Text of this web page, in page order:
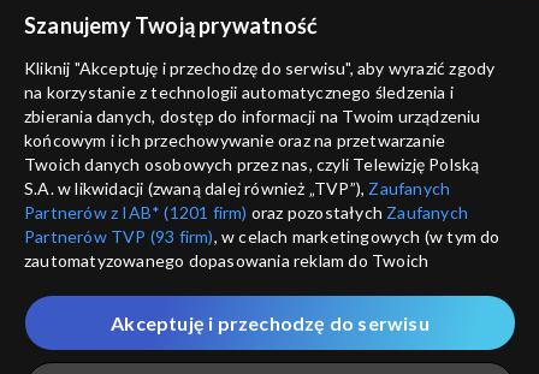
Szanujemy Twoją prywatność
Kliknij "Akceptuję i przechodzę do serwisu", aby wyrazić zgody
na korzystanie z technologii automatycznego śledzenia i
zbierania danych, dostęp do informacji na Twoim urządzeniu
końcowym i ich przechowywanie oraz na przetwarzanie
Twoich danych osobowych przez nas, czyli Telewizję Polską
S.A. w likwidacji (zwaną dalej również „TVP”), Zaufanych
Partnerów z IAB* (1201 firm) oraz pozostałych Zaufanych
Partnerów TVP (93 firm), w celach marketingowych (w tym do
zautomatyzowanego dopasowania reklam do Twoich
które wskazujemy poniżej, a także zgody na udostępnianie
przez nas identyfikatora PPID do Google.
Twoje dane osobowe zbierane podczas odwiedzania przez
Akceptuję i przechodzę do serwisu